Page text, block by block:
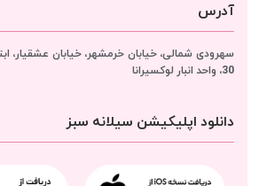
آدرس
سهرودی شمالی، خیابان خرمشهر، خیابان عشقیار،
30، واحد انبار
لوکسیرانا
دانلود اپلیکیشن سیلانه سبز